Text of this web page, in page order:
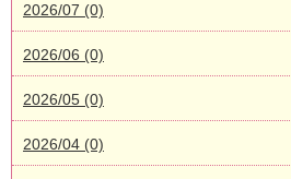
2026/07 (0)
2026/06 (0)
2026/05 (0)
2026/04 (0)